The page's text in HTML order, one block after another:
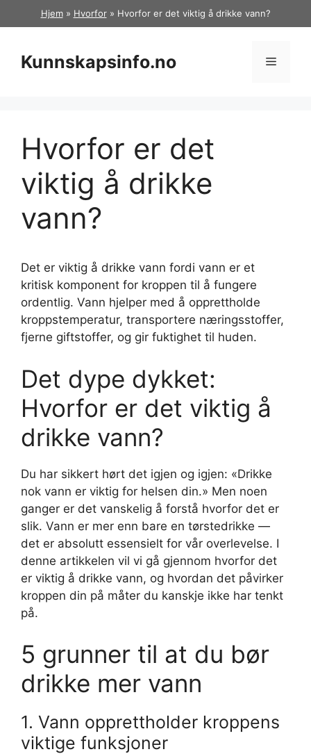
til
Hjem» Hvorfor» Hvorfor er det viktig å drikke vann?
Kunnskapsinfo.no Meny
Hvorfor er det
viktig å drikke
vann?
Det er viktig å drikke vann fordi vann er et
kritisk komponent for kroppen til å fungere
ordentlig. Vann hjelper med å opprettholde
kroppstemperatur, transportere næringsstoffer,
fjerne giftstoffer, og gir fuktighet til huden.
Det dype dykket:
Hvorfor er det viktig å
drikke vann?
Du har sikkert hørt det igjen og igjen: «Drikke
nok vann er viktig for helsen din.» Men noen
ganger er det vanskelig å forstå hvorfor det er
slik. Vann er mer enn bare en tørstedrikke —
det er absolutt essensielt for vår overlevelse. I
denne artikkelen vil vi gå gjennom hvorfor det
er viktig å drikke vann, og hvordan det påvirker
kroppen din på måter du kanskje ikke har tenkt
på.
5 grunner til at du bør
drikke mer vann
1. Vann opprettholder kroppens
viktige funksjoner